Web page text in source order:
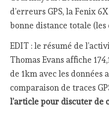
d’erreurs GPS, la Fenix
bonne distance totale
EDIT : le résumé de
Thomas Evans affiche
de 1km avec les données
comparaison de traces
l’article pour discuter de